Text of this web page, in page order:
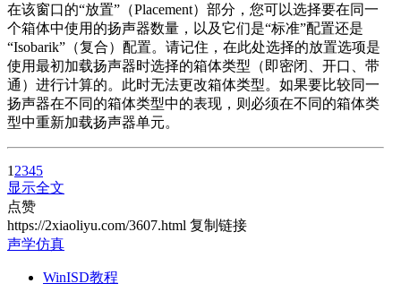
在该窗口的“放置”（Placement）部分，您可以选择要在同一
个箱体中使用的扬声器数量，以及它们是“标准”配置还是
“Isobarik”（复合）配置。请记住，在此处选择的放置选项是
使用最初加载扬声器时选择的箱体类型（即密闭、开口、带
通）进行计算的。此时无法更改箱体类型。如果要比较同一
扬声器在不同的箱体类型中的表现，则必须在不同的箱体类
型中重新加载扬声器单元。
1 2345
显示全文
点赞
https://2xiaoliyu.com/3607.html 复制链接
声学仿真
WinISD教程